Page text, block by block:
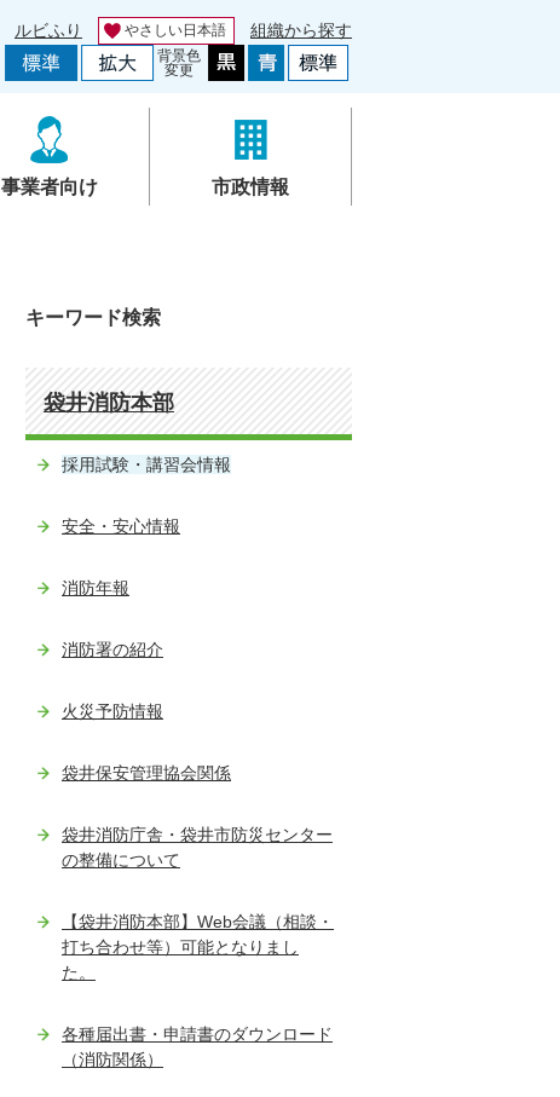
ルビふり やさしい日本語 組織から探す
背景色
変更
事業者向け 市政情報
キーワード検索
袋井消防本部
採用試験・講習会情報
安全・安心情報
消防年報
消防署の紹介
火災予防情報
袋井保安管理協会関係
袋井消防庁舎・袋井市防災センター
の整備について
【袋井消防本部】Web会議（相談・
打ち合わせ等）可能となりまし
た。
各種届出書・申請書のダウンロード
（消防関係）